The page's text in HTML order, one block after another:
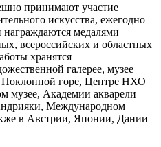
принимают участие
искусства, ежегодно
награждаются медалями
всероссийских и областных
хранятся
галерее, музее
горе, Центре НХО
музее, Академии акварели
Международном
в Австрии, Японии, Дании